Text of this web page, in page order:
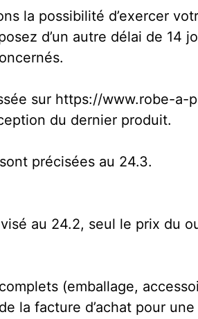
la possibilité d’exercer
d’un autre délai de 14
sur https://www.robe-
du dernier produit.
précisées au 24.3.
au 24.2, seul le prix du
(emballage,
la facture d’achat pour